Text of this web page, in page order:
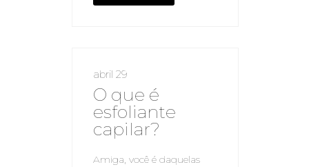
abril 29
O que é
esfoliante
capilar?
Amiga, você é daquelas